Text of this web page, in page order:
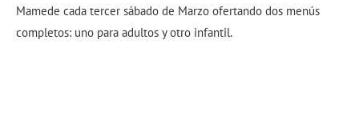
Mamede cada tercer sábado de Marzo ofertando dos menús
completos: uno para adultos y otro infantil.